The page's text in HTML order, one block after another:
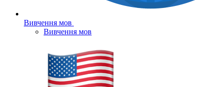
Вивчення мов
Вивчення мов